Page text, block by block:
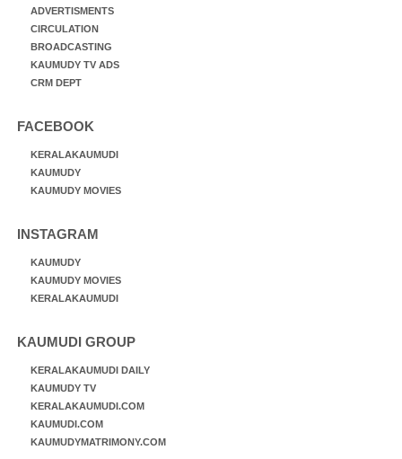
ADVERTISMENTS
CIRCULATION
BROADCASTING
KAUMUDY TV ADS
CRM DEPT
FACEBOOK
KERALAKAUMUDI
KAUMUDY
KAUMUDY MOVIES
INSTAGRAM
KAUMUDY
KAUMUDY MOVIES
KERALAKAUMUDI
KAUMUDI GROUP
KERALAKAUMUDI DAILY
KAUMUDY TV
KERALAKAUMUDI.COM
KAUMUDI.COM
KAUMUDYMATRIMONY.COM